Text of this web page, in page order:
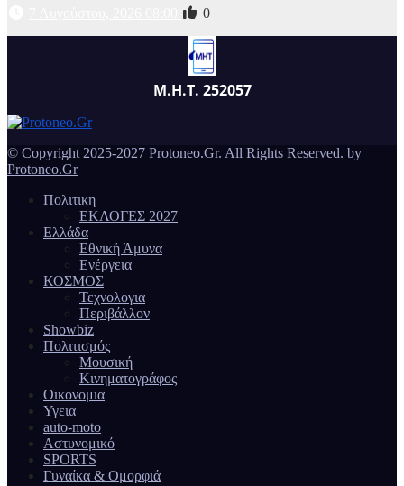
0
Μ.Η.Τ. 252057
© Copyright 2025-2027 Protoneo.Gr. All Rights Reserved. by
Protoneo.Gr
Πολιτικη
ΕΚΛΟΓΕΣ 2027
Ελλάδα
Εθνική Άμυνα
Ενέργεια
ΚΟΣΜΟΣ
Τεχνολογια
Περιβάλλον
Showbiz
Πολιτισμός
Μουσική
Κινηματογράφος
Οικονομια
Υγεια
auto-moto
Αστυνομικό
SPORTS
Γυναίκα & Ομορφιά